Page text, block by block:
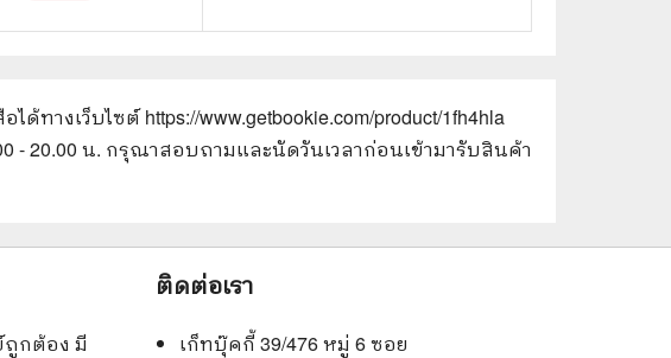
ได้ทางเว็บไซต์ https://www.getbookie.com/product/1fh4hla
- 20.00 น. กรุณาสอบถามและนัดวันเวลาก่อนเข้ามารับสินค้า
กต้อง มี
ติดต่อเรา
เก็ทบุ๊คกี้ 39/476 หมู่ 6 ซอย